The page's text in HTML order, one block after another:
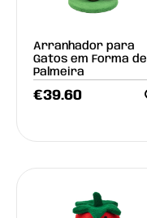
Arranhador para
Gatos em Forma de
Palmeira
€39.60